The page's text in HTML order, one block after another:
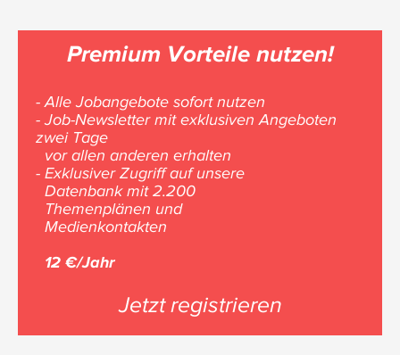
Premium Vorteile nutzen!
- Alle Jobangebote sofort nutzen
- Job-Newsletter mit exklusiven Angeboten
zwei Tage
vor allen anderen erhalten
- Exklusiver Zugriff auf unsere
Datenbank mit 2.200
Themenplänen und
Medienkontakten
12 €/Jahr
Jetzt registrieren